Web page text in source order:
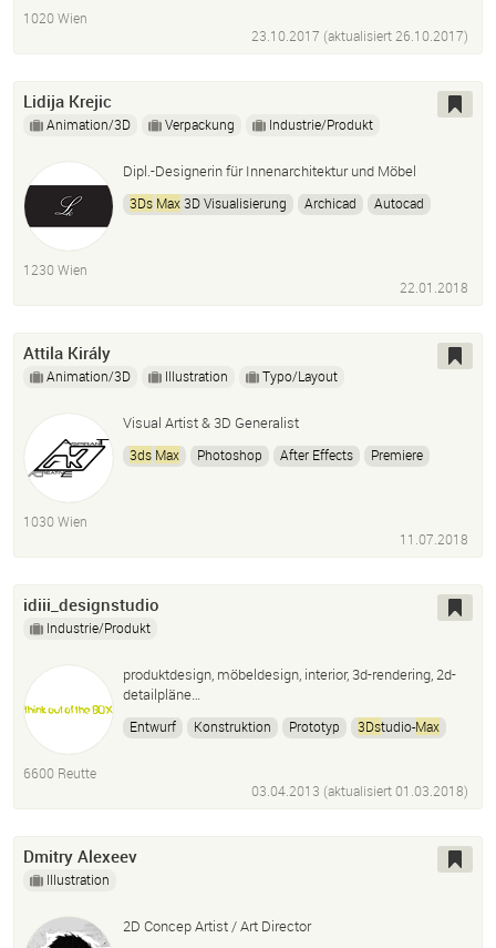
1020 Wien
23.10.2017 (aktualisiert26.10.2017)
Lidija Krejic
Animation/3D Verpackung Industrie/Produkt
Dipl.-Designerin für Innenarchitektur und Möbel
3Ds Max3D Visualisierung Archicad
Autocad
1230 Wien
22.01.2018
Attila Király
Animation/3D Illustration Typo/Layout
Visual Artist & 3D Generalist
3ds Max Photoshop After Effects
Premiere
1030 Wien
11.07.2018
idiii_designstudio
Industrie/Produkt
produktdesign, möbeldesign, interior, 3d-rendering, 2d-
detailpläne…
Entwurf Konstruktion Prototyp 3Dstudio-Max
6600 Reutte
03.04.2013 (aktualisiert01.03.2018)
Dmitry Alexeev
Illustration
2D Concep Artist / Art Director